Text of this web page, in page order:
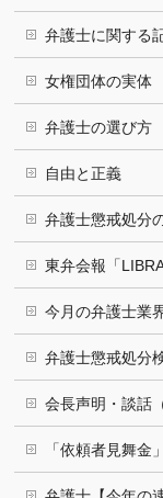
弁護士に関する
女権団体の実体
弁護士の選び方
自由と正義
弁護士懲戒処分
東弁会報「LIBRA
今月の弁護士業
弁護士懲戒処分
会長声明・談話
「依頼者見舞金